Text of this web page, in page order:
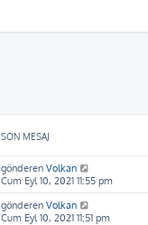
SON MESAJ
gönderen Volkan
Cum Eyl 10, 2021 11:55 pm
gönderen Volkan
Cum Eyl 10, 2021 11:51 pm